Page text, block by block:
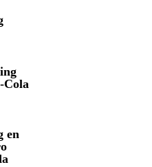
Cola
en